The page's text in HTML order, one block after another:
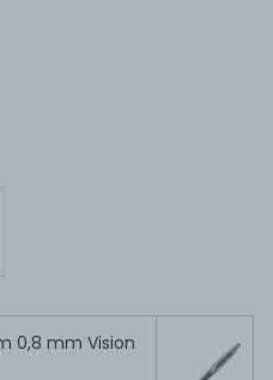
0,8 mm Vision